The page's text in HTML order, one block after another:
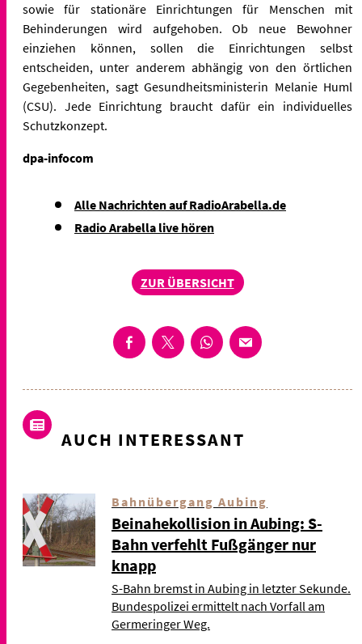
sowie für stationäre Einrichtungen für Menschen mit
Behinderungen wird aufgehoben. Ob neue Bewohner
einziehen können, sollen die Einrichtungen selbst
entscheiden, unter anderem abhängig von den örtlichen
Gegebenheiten, sagt Gesundheitsministerin Melanie Huml
(CSU). Jede Einrichtung braucht dafür ein individuelles
Schutzkonzept.
dpa-infocom
Alle Nachrichten auf RadioArabella.de
Radio Arabella live hören
ZUR ÜBERSICHT
AUCH INTERESSANT
Bahnübergang Aubing
Beinahekollision in Aubing: S-
Bahn verfehlt Fußgänger nur
knapp
S-Bahn bremst in Aubing in letzter Sekunde.
Bundespolizei ermittelt nach Vorfall am
Germeringer Weg.